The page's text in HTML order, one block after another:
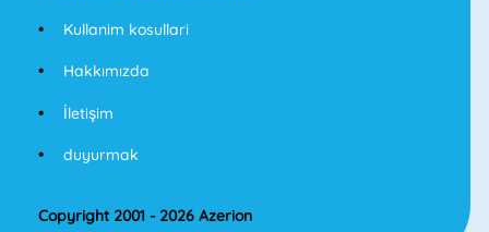
Kullanim kosullari
Hakkımızda
İletişim
duyurmak
Copyright 2001 - 2026 Azerion